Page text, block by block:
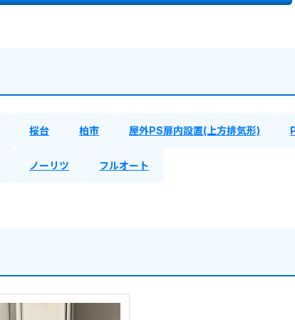
桜台 柏市 屋外PS扉内設置(上方排気形)
ノーリツ フルオート